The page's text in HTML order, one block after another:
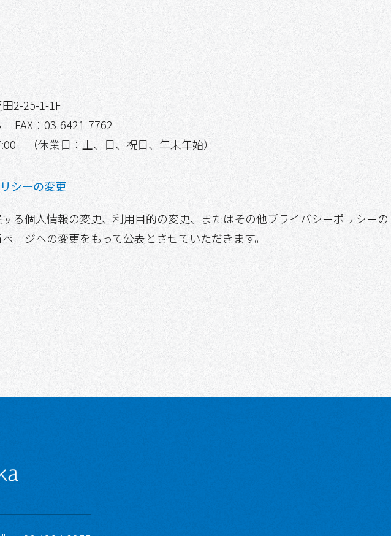
2-25-1-1F
FAX：03-6421-7762
（休業日：土、日、祝日、年末年始）
シーの変更
る個人情報の変更、利用目的の変更、またはその他プライバシーポリシーの
ージへの変更をもって公表とさせていただきます。